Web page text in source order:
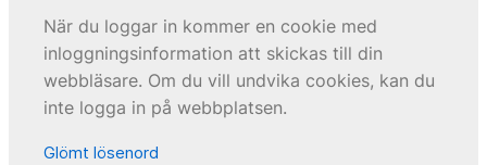
När du loggar in kommer en cookie med
inloggningsinformation att skickas till din
webbläsare. Om du vill undvika cookies, kan du
inte logga in på webbplatsen.
Glömt lösenord